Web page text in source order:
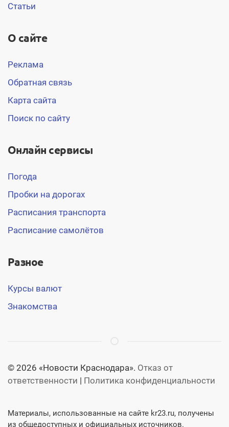
Статьи
О сайте
Реклама
Обратная связь
Карта сайта
Поиск по сайту
Онлайн сервисы
Погода
Пробки на дорогах
Расписания транспорта
Расписание самолётов
Разное
Курсы валют
Знакомства
© 2026 «Новости Краснодара». Отказ от
ответственности | Политика конфиденциальности
Материалы, использованные на сайте kr23.ru, получены
из общедоступных и официальных источников.